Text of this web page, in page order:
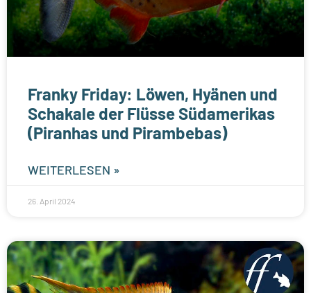
Franky Friday: Löwen, Hyänen und
Schakale der Flüsse Südamerikas
(Piranhas und Pirambebas)
WEITERLESEN »
26. April 2024